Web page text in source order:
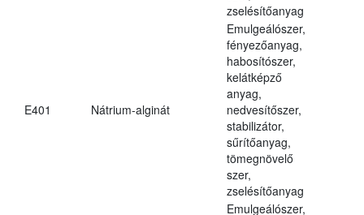
zselésítőanyag
E401 Nátrium-alginát
Emulgeálószer,
fényezőanyag,
habosítószer,
kelátképző
anyag,
nedvesítőszer,
stabilizátor,
sűrítőanyag,
tömegnövelő
szer,
zselésítőanyag
Emulgeálószer,